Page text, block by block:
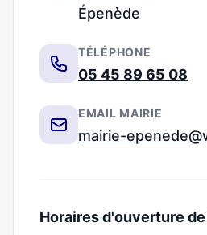
Épenède
TÉLÉPHONE
05 45 89 65 08
EMAIL MAIRIE
mairie-
Horaires d'ouverture